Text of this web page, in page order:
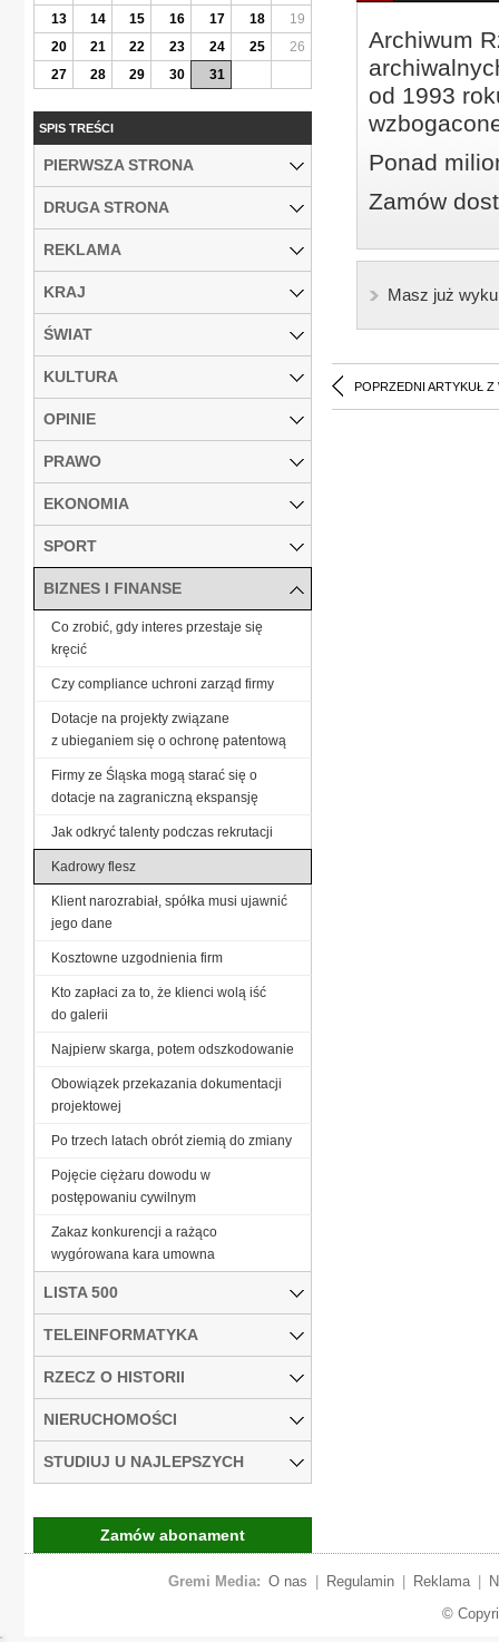
Archiwum
od 1993
Ponad
Zamów
Masz już
POPRZEDNI ARTYKUŁ Z
13
14 15 16 17 18
19
20
21 22 23 24 25
26
27
28 29 30 31
SPIS TREŚCI
PIERWSZA STRONA
DRUGA STRONA
REKLAMA
KRAJ
ŚWIAT
KULTURA
OPINIE
PRAWO
EKONOMIA
SPORT
BIZNES I FINANSE
Co zrobić, gdy interes przestaje się
kręcić
Czy compliance uchroni zarząd firmy
Dotacje na projekty związane
z ubieganiem się o ochronę patentową
Firmy ze Śląska mogą starać się o
dotacje na zagraniczną ekspansję
Jak odkryć talenty podczas rekrutacji
Kadrowy flesz
Klient narozrabiał, spółka musi ujawnić
jego dane
Kosztowne uzgodnienia firm
Kto zapłaci za to, że klienci wolą iść
do galerii
Najpierw skarga, potem odszkodowanie
Obowiązek przekazania dokumentacji
projektowej
Po trzech latach obrót ziemią do zmiany
Pojęcie ciężaru dowodu w
postępowaniu cywilnym
Zakaz konkurencji a rażąco
wygórowana kara umowna
LISTA 500
TELEINFORMATYKA
RZECZ O HISTORII
NIERUCHOMOŚCI
STUDIUJ U NAJLEPSZYCH
Zamów abonament
Gremi Media: O nas Regulamin Reklama
©